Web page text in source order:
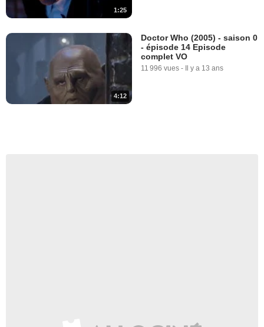
0:40
Doctor Who (2005) Teaser
VO "Christmas Special -
Doctor Who (2005) Teaser
1:25
4:12
Doctor Who (2005) - saison 0
- épisode 14 Episode
complet VO
11 996 vues - Il y a 13 ans